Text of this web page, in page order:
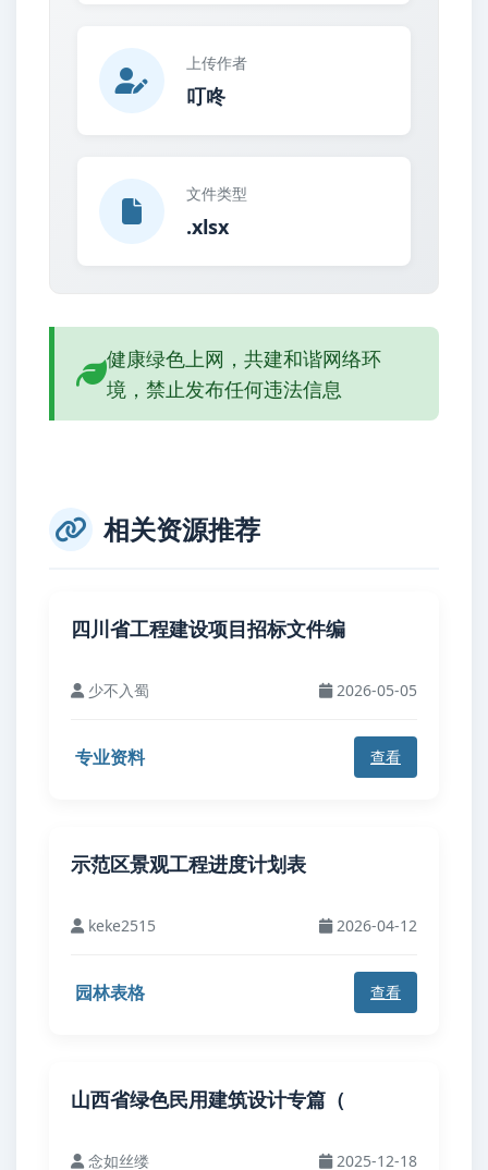
上传作者
叮咚
文件类型
.xlsx
健康绿色上网，共建和谐网络环
境，禁止发布任何违法信息
相关资源推荐
四川省工程建设项目招标文件编
少不入蜀 2026-05-05
专业资料 查看
示范区景观工程进度计划表
keke2515 2026-04-12
园林表格 查看
山西省绿色民用建筑设计专篇（
念如丝缕 2025-12-18